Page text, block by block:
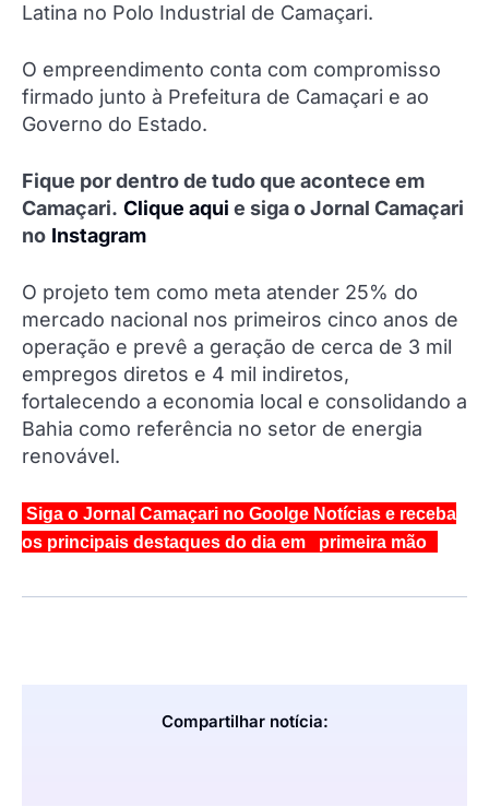
Latina no Polo Industrial de Camaçari.
O empreendimento conta com compromisso
firmado junto à Prefeitura de Camaçari e ao
Governo do Estado.
Fique por dentro de tudo que acontece em
Camaçari. Clique aqui e siga o Jornal Camaçari
no Instagram
O projeto tem como meta atender 25% do
mercado nacional nos primeiros cinco anos de
operação e prevê a geração de cerca de 3 mil
empregos diretos e 4 mil indiretos,
fortalecendo a economia local e consolidando a
Bahia como referência no setor de energia
renovável.
Siga o Jornal Camaçari no Goolge Notícias e receba
os principais destaques do dia em primeira mão
Compartilhar notícia: